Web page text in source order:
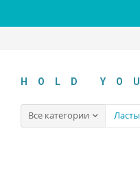
HOLD
Все категории